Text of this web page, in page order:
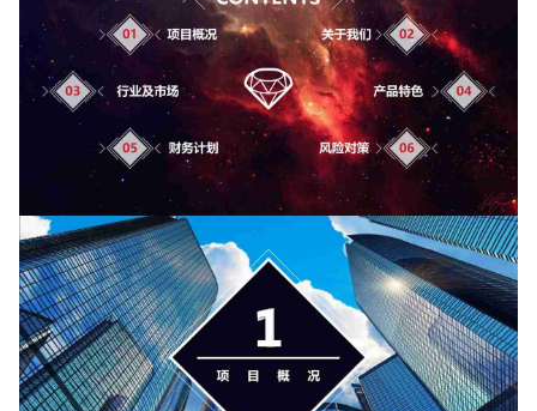
如果关注公众号就更好了
确认下载 取消